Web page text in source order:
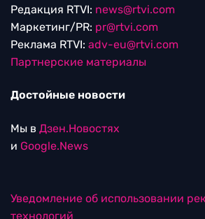
Редакция RTVI: news@rtvi.com
Маркетинг/PR: pr@rtvi.com
Реклама RTVI: adv-eu@rtvi.com
Партнерские материалы
Достойные новости
Мы в Дзен.Новостях
и Google.News
Уведомление об использовании
технологий